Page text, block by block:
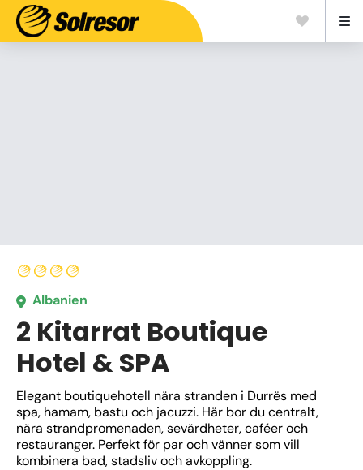
Albanien
2 Kitarrat Boutique
Hotel & SPA
Elegant boutiquehotell nära stranden i Durrës med
spa, hamam, bastu och jacuzzi. Här bor du centralt,
nära strandpromenaden, sevärdheter, caféer och
restauranger. Perfekt för par och vänner som vill
kombinera bad, stadsliv och avkoppling.